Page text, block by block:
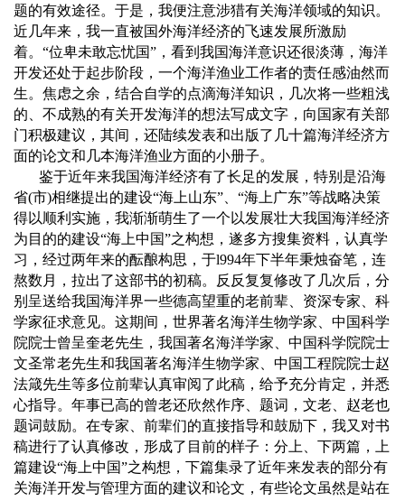
题的有效途径。于是，我便注意涉猎有关海洋领域的知识。
近几年来，我一直被国外海洋经济的飞速发展所激励
着。“位卑未敢忘忧国”，看到我国海洋意识还很淡薄，海洋
开发还处于起步阶段，一个海洋渔业工作者的责任感油然而
生。焦虑之余，结合自学的点滴海洋知识，几次将一些粗浅
的、不成熟的有关开发海洋的想法写成文字，向国家有关部
门积极建议，其间，还陆续发表和出版了几十篇海洋经济方
面的论文和几本海洋渔业方面的小册子。
鉴于近年来我国海洋经济有了长足的发展，特别是沿海
省(市)相继提出的建设“海上山东” “海上广东”等战略决策
得以顺利实施，我渐渐萌生了一个以发展壮大我国海洋经济
为目的的建设“海上中国”之构想，遂多方搜集资料，认真学
习，经过两年来的酝酿构思，于l994年下半年秉烛奋笔，连
熬数月，拉出了这部书的初稿。反反复复修改了几次后，分
别呈送给我国海洋界一些德高望重的老前辈、资深专家、科
学家征求意见。这期间，世界著名海洋生物学家、中国科学
院院士曾呈奎老先生，我国著名海洋学家、中国科学院院士
文圣常老先生和我国著名海洋生物学家、中国工程院院士赵
法箴先生等多位前辈认真审阅了此稿，给予充分肯定，并悉
心指导。年事已高的曾老还欣然作序、题词，文老、赵老也
题词鼓励。在专家、前辈们的直接指导和鼓励下，我又对书
稿进行了认真修改，形成了目前的样子：分上、下两篇，上
篇建设“海上中国”之构想，下篇集录了近年来发表的部分有
关海洋开发与管理方面的建议和论文，有些论文虽然是站在